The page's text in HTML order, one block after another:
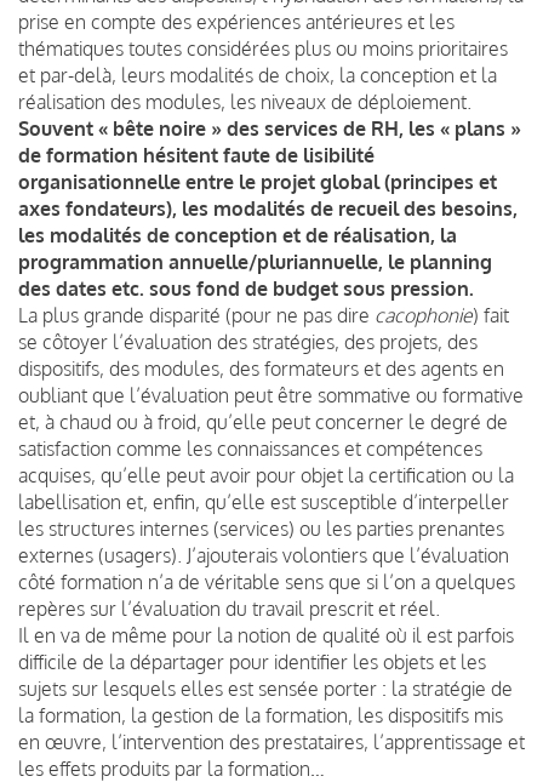
prise en compte des expériences antérieures et les
thématiques toutes considérées plus ou moins prioritaires
et par-delà, leurs modalités de choix, la conception et la
réalisation des modules, les niveaux de déploiement.
Souvent « bête noire » des services de RH, les « plans »
de formation hésitent faute de lisibilité
organisationnelle entre le projet global (principes et
axes fondateurs), les modalités de recueil des besoins,
les modalités de conception et de réalisation, la
programmation annuelle/pluriannuelle, le planning
des dates etc. sous fond de budget sous pression.
La plus grande disparité (pour ne pas dire cacophonie) fait
se côtoyer l’évaluation des stratégies, des projets, des
dispositifs, des modules, des formateurs et des agents en
oubliant que l’évaluation peut être sommative ou formative
et, à chaud ou à froid, qu’elle peut concerner le degré de
satisfaction comme les connaissances et compétences
acquises, qu’elle peut avoir pour objet la certification ou la
labellisation et, enfin, qu’elle est susceptible d’interpeller
les structures internes (services) ou les parties prenantes
externes (usagers). J’ajouterais volontiers que l’évaluation
côté formation n’a de véritable sens que si l’on a quelques
repères sur l’évaluation du travail prescrit et réel.
Il en va de même pour la notion de qualité où il est parfois
difficile de la départager pour identifier les objets et les
sujets sur lesquels elles est sensée porter : la stratégie de
la formation, la gestion de la formation, les dispositifs mis
en œuvre, l’intervention des prestataires, l’apprentissage et
les effets produits par la formation…